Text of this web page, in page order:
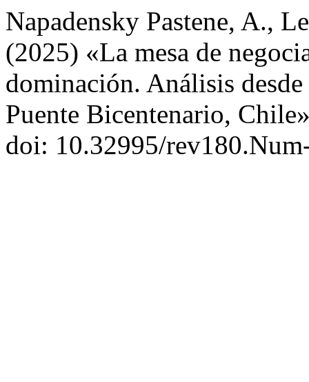
Napadensky Pastene, A.,
(2025) «La mesa de
dominación. Análisis
Puente Bicentenario,
doi: 10.32995/